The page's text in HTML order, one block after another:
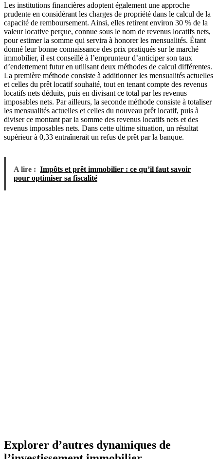
Les institutions financières adoptent également une approche
prudente en considérant les charges de propriété dans le calcul de la
capacité de remboursement. Ainsi, elles retirent environ 30 % de la
valeur locative perçue, connue sous le nom de revenus locatifs nets,
pour estimer la somme qui servira à honorer les mensualités. Étant
donné leur bonne connaissance des prix pratiqués sur le marché
immobilier, il est conseillé à l’emprunteur d’anticiper son taux
d’endettement futur en utilisant deux méthodes de calcul différentes.
La première méthode consiste à additionner les mensualités actuelles
et celles du prêt locatif souhaité, tout en tenant compte des revenus
locatifs nets déduits, puis en divisant ce total par les revenus
imposables nets. Par ailleurs, la seconde méthode consiste à totaliser
les mensualités actuelles et celles du nouveau prêt locatif, puis à
diviser ce montant par la somme des revenus locatifs nets et des
revenus imposables nets. Dans cette ultime situation, un résultat
supérieur à 0,33 entraînerait un refus de prêt par la banque.
A lire : Impôts et prêt immobilier : ce qu’il faut savoir
pour optimiser sa fiscalité
Explorer d’autres dynamiques de